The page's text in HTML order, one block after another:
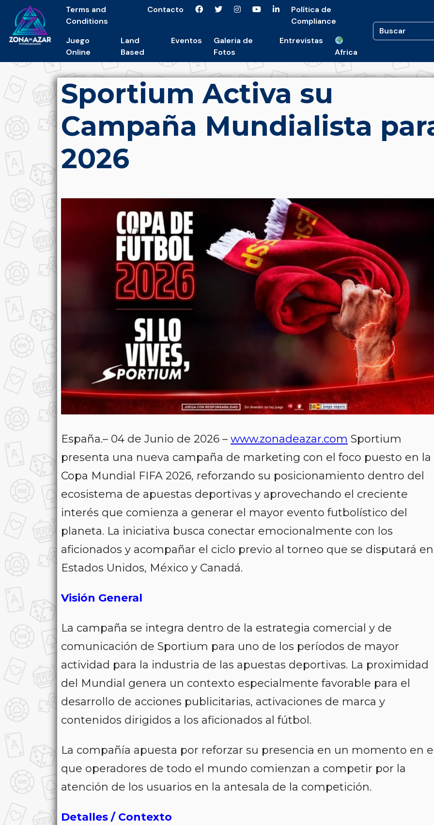
Terms and
Conditions
Contacto
Política de
Compliance
Juego
Online
Land
Based
Eventos
Galeria de
Fotos
Entrevistas
Africa
Sportium Activa su
Campaña Mundialista
2026
España.– 04 de Junio de 2026 – www.zonadeazar.com Sportium
presenta una nueva campaña de marketing con el foco puesto en la
Copa Mundial FIFA 2026, reforzando su posicionamiento dentro del
ecosistema de apuestas deportivas y aprovechando el creciente
interés que comienza a generar el mayor evento futbolístico del
planeta. La iniciativa busca conectar emocionalmente con los
aficionados y acompañar el ciclo previo al torneo que se disputará en
Estados Unidos, México y Canadá.
Visión General
La campaña se integra dentro de la estrategia comercial y de
comunicación de Sportium para uno de los períodos de mayor
actividad para la industria de las apuestas deportivas. La proximidad
del Mundial genera un contexto especialmente favorable para el
desarrollo de acciones publicitarias, activaciones de marca y
contenidos dirigidos a los aficionados al fútbol.
La compañía apuesta por reforzar su presencia en un momento en
que operadores de todo el mundo comienzan a competir por la
atención de los usuarios en la antesala de la competición.
Detalles / Contexto